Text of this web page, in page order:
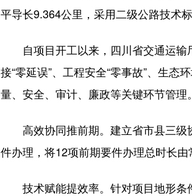
平导长9.364公里，采用二级公路技术
自项目开工以来，四川省交通运
接“零延误”、工程安全“零事故”、生态
量、安全、审计、廉政等关键环节管理。
高效协同推前期。建立省市县三
件办理，将12项前期要件办理总时长
技术赋能提效率。针对项目地形